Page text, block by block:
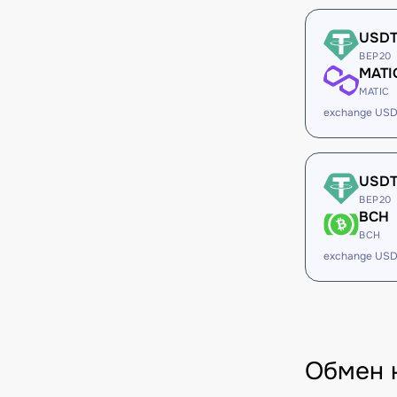
USDT
BEP20
MATIC
exchange
USDT
BEP20
BCH
BCH
exchange
Обмен